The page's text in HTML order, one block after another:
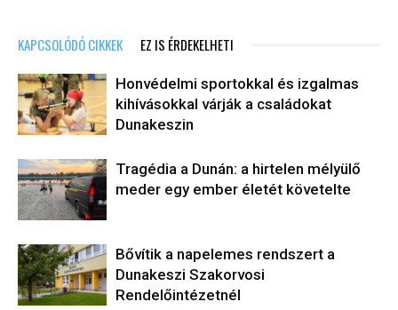
KAPCSOLÓDÓ CIKKEK EZ IS ÉRDEKELHETI
Honvédelmi sportokkal és izgalmas
kihívásokkal várják a családokat
Dunakeszin
Tragédia a Dunán: a hirtelen mélyülő
meder egy ember életét követelte
Bővítik a napelemes rendszert a
Dunakeszi Szakorvosi
Rendelőintézetnél